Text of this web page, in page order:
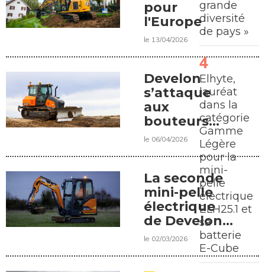
pour
l'Europe
le 13/04/2026
Develon
s’attaque
aux
bouteurs
légers
le 06/04/2026
La seconde
mini-pelle
électrique
de Develon
arrive
le 02/03/2026
grande
diversité
de pays »
Elhyte,
lauréat
dans la
catégorie
Gamme
Légère
pour la
mini-
pelle
électrique
ELH25.1 et
sa
batterie
E-Cube